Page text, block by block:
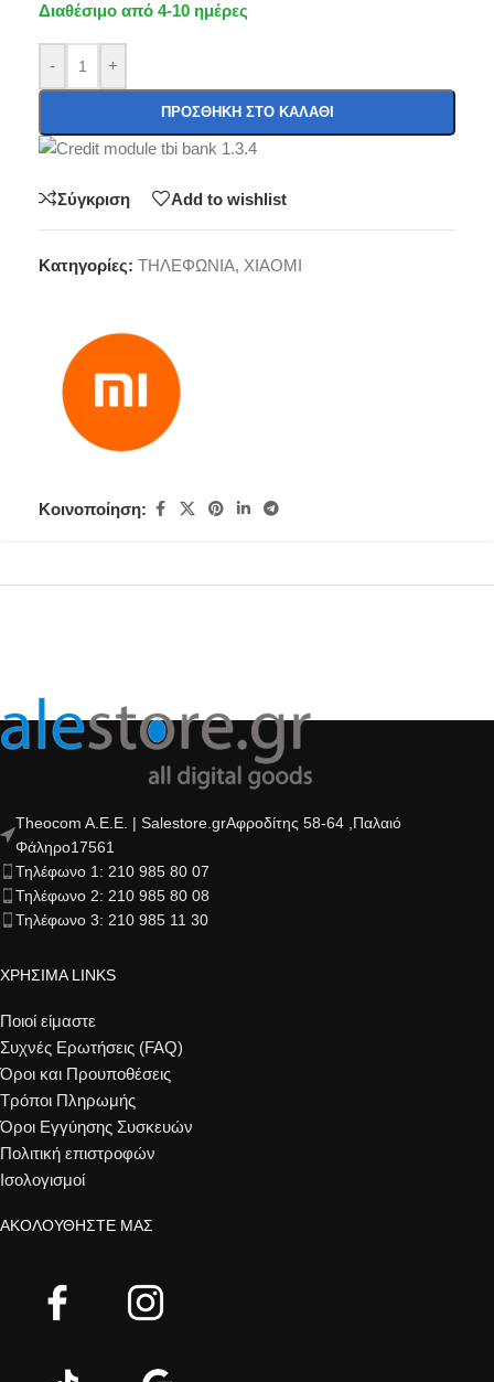
Διαθέσιμο από 4-10 ημέρες
- +
ΠΡΟΣΘΉΚΗ ΣΤΟ ΚΑΛΆΘΙ
Σύγκριση Add to wishlist
Κατηγορίες: ΤΗΛΕΦΩΝΙΑ, XIAOMI
Κοινοποίηση:
Theocom A.E.E. | Salestore.grΑφροδίτης 58-64 ,Παλαιό
Φάληρο17561
Τηλέφωνο 1: 210 985 80 07
Τηλέφωνο 2: 210 985 80 08
Τηλέφωνο 3: 210 985 11 30
ΧΡΗΣΙΜΑ LINKS
Ποιοί είμαστε
Συχνές Ερωτήσεις (FAQ)
Όροι και Προυποθέσεις
Τρόποι Πληρωμής
Όροι Εγγύησης Συσκευών
Πολιτική επιστροφών
Ισολογισμοί
ΑΚΟΛΟΥΘΉΣΤΕ ΜΑΣ